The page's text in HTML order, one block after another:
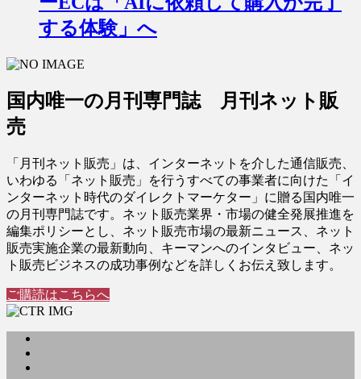
する体験」へ
国内唯一の月刊専門誌 月刊ネット販
売
「月刊ネット販売」は、インターネットを介した通信販売、
いわゆる「ネット販売」を行うすべての事業者に向けた「イ
ンターネット時代のダイレクトマーケター」に贈る国内唯一
の月刊専門誌です。ネット販売業界・市場の健全発展推進を
編集ポリシーとし、ネット販売市場の最新ニュース、ネット
販売実施企業の最新動向、キーマンへのインタビュー、ネッ
ト販売ビジネスの成功事例などを詳しくお伝え致します。
ご購読はこちらへ